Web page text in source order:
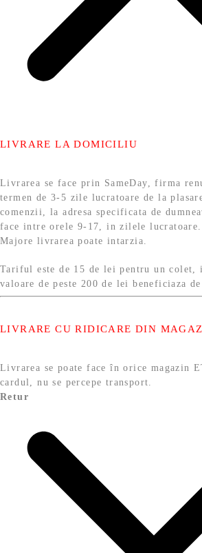
LIVRARE LA DOMICILIU
Livrarea se face prin SameDay, firma
termen de 3-5 zile lucratoare de la
comenzii, la adresa specificata de
face intre orele 9-17, in zilele
Majore livrarea poate intarzia.
Tariful este de 15 de lei pentru un colet,
valoare de peste 200 de lei beneficiaza
LIVRARE CU RIDICARE DIN
Livrarea se poate face în orice magazin
cardul, nu se percepe transport.
Retur